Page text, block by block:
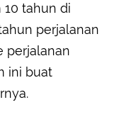
10 tahun di
perjalanan
perjalanan
ini buat